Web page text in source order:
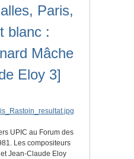
Paris,
blanc :
Mâche
Eloy 3]
UPIC au Forum des
Les compositeurs
Jean-Claude Eloy